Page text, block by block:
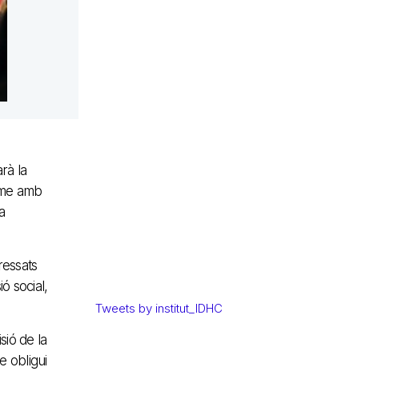
la
amb
social,
de la
obligui
Tweets by institut_IDHC